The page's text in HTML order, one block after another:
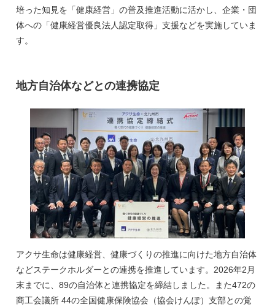
培った知見を「健康経営」の普及推進活動に活かし、企業・団
体への「健康経営優良法人認定取得」支援などを実施していま
す。
地方自治体などとの連携協定
アクサ生命は健康経営、健康づくりの推進に向けた地方自治体
などステークホルダーとの連携を推進しています。2026年2月
末までに、89の自治体と連携協定を締結しました。また472の
商工会議所 44の全国健康保険協会（協会けんぽ）支部との覚